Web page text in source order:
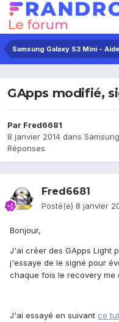
GApps modifié,
Par Fred6681
8 janvier 2014 dans
Réponses
Fred6681
Posté(e) 8 janvier
Bonjour,
J'ai créer des GApps Light
j'essaye de le signé pour
chaque fois le recovery me
J'ai essayé en suivant ce